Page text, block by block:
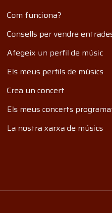
Com funciona?
Consells per vendre
Afegeix un perfil de músic
Els meus perfils de músics
Crea un concert
Els meus concerts
La nostra xarxa de músics